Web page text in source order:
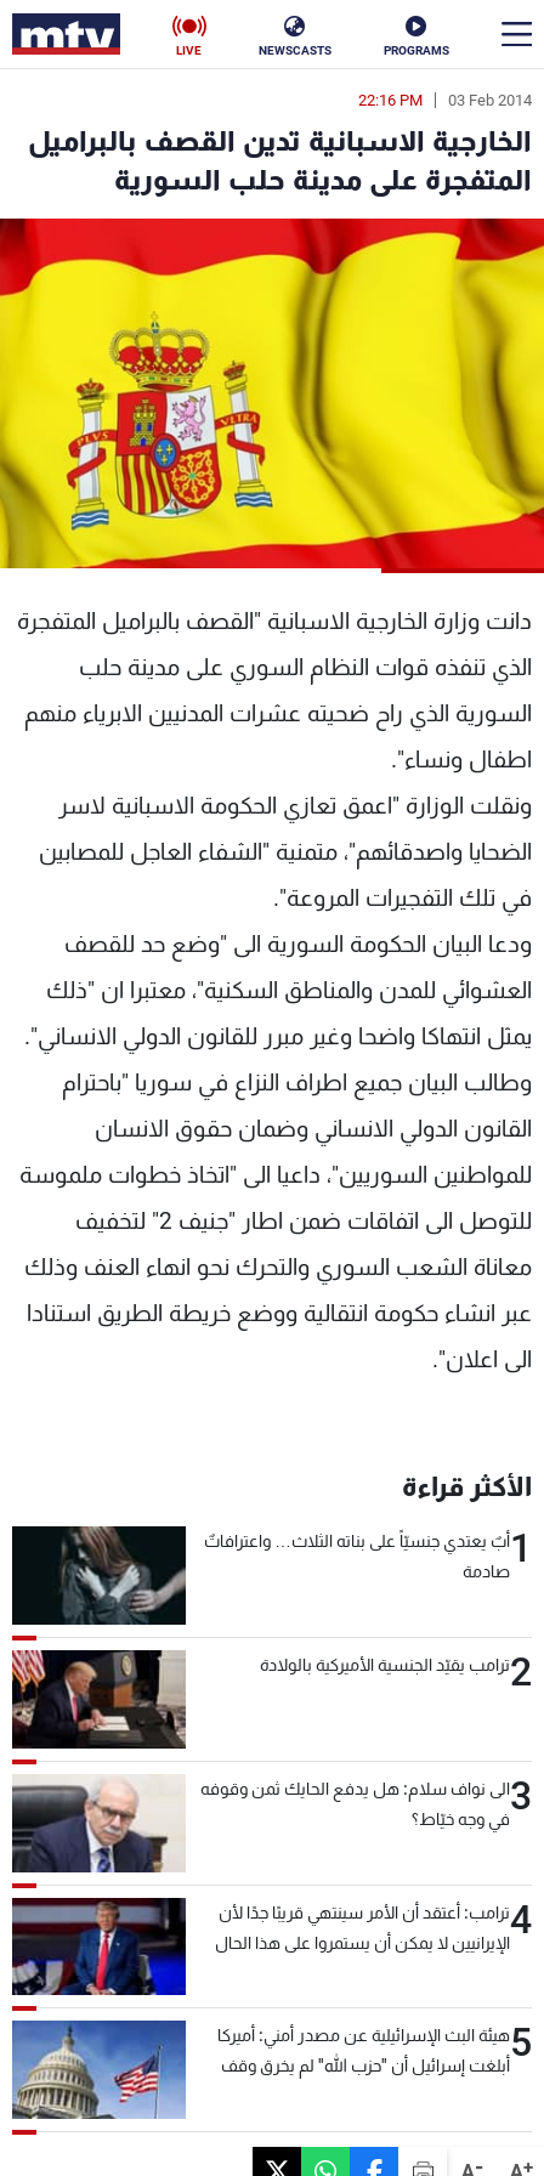
PROGRAMS
NEWSCASTS
LIVE
A+
A-
03 Feb 2014
22:16 PM
الخارجية الاسبانية تدين القصف بالبراميل
المتفجرة على مدينة حلب السورية
دانت وزارة الخارجية الاسبانية "القصف بالبراميل المتفجرة
الذي تنفذه قوات النظام السوري على مدينة حلب
السورية الذي راح ضحيته عشرات المدنيين الابرياء منهم
اطفال ونساء".
ونقلت الوزارة "اعمق تعازي الحكومة الاسبانية لاسر
الضحايا واصدقائهم"، متمنية "الشفاء العاجل للمصابين
في تلك التفجيرات المروعة".
ودعا البيان الحكومة السورية الى "وضع حد للقصف
العشوائي للمدن والمناطق السكنية"، معتبرا ان "ذلك
يمثل انتهاكا واضحا وغير مبرر للقانون الدولي الانساني".
وطالب البيان جميع اطراف النزاع في سوريا "باحترام
القانون الدولي الانساني وضمان حقوق الانسان
للمواطنين السوريين"، داعيا الى "اتخاذ خطوات ملموسة
للتوصل الى اتفاقات ضمن اطار "جنيف 2" لتخفيف
معاناة الشعب السوري والتحرك نحو انهاء العنف وذلك
عبر انشاء حكومة انتقالية ووضع خريطة الطريق استنادا
الى اعلان".
الأكثر قراءة
1أبٌ يعتدي جنسيّاً على بناته الثلاث… واعترافاتٌ
صادمة
2ترامب يقيّد الجنسية الأميركية بالولادة
3الى نواف سلام: هل يدفع الحايك ثمن وقوفه
في وجه خيّاط؟
4ترامب: أعتقد أن الأمر سينتهي قريبًا جدًا لأن
الإيرانيين لا يمكن أن يستمروا على هذا الحال
5هيئة البث الإسرائيلية عن مصدر أمني: أميركا
أبلغت إسرائيل أن "حزب الله" لم يخرق وقف
عدم التصعيد خشية أن يؤثر ذلك على مفاوضات
en
الأخبار
سياسة ناس
إقتصاد
رياضة
كأس العالم
البرامج
جدول البرامج
شاهد البرامج
عن MTV
الإنـتـاج
لاعلاناتكم
وظائف
تواصل معنا
شروط الإسـتخدام